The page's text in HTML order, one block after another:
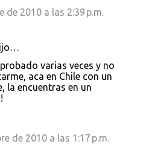
de 2010 a las 2:39 p.m.
varias veces y no
aca en Chile con un
la encuentras en un
de 2010 a las 1:17 p.m.